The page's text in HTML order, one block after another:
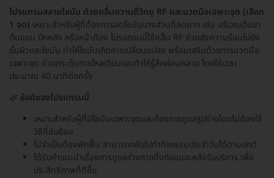
โปรแกรมสลายไขมัน ด้วยคลื่นความถี่วิทยุ RF และนวดมือเฉพาะจุด (เลือก
1 จุด) เหมาะสำหรับผู้ที่ต้องการลดไขมันบางส่วนที่ลดยาก เช่น บริเวณต้นขา
ต้นแขน ปีกหลัง หรือหน้าท้อง โปรแกรมนี้ใช้คลื่น RF ช่วยส่งความร้อนไปยัง
ชั้นผิวและไขมัน ทำให้ไขมันเกิดการเปลี่ยนแปลง พร้อมเสริมด้วยการนวดมือ
เฉพาะจุด ช่วยกระตุ้นการไหลเวียนและทำให้รู้สึกผ่อนคลาย โดยใช้เวลา
ประมาณ 40 นาทีต่อครั้ง
🌿 ข้อดีของโปรแกรมนี้
เหมาะสำหรับผู้ที่มีไขมันเฉพาะจุดและต้องการดูแลรูปร่างโดยไม่ต้องใช้
วิธีที่ซับซ้อน
ไม่จำเป็นต้องพักฟื้น สามารถกลับไปทำกิจกรรมประจำวันได้ตามปกติ
ได้รับคำแนะนำเรื่องการดูแลร่างกายทั้งก่อนและหลังรับบริการ เพื่อ
ประสิทธิภาพที่ดีขึ้น